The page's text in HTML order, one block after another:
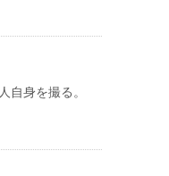
自身を撮る。